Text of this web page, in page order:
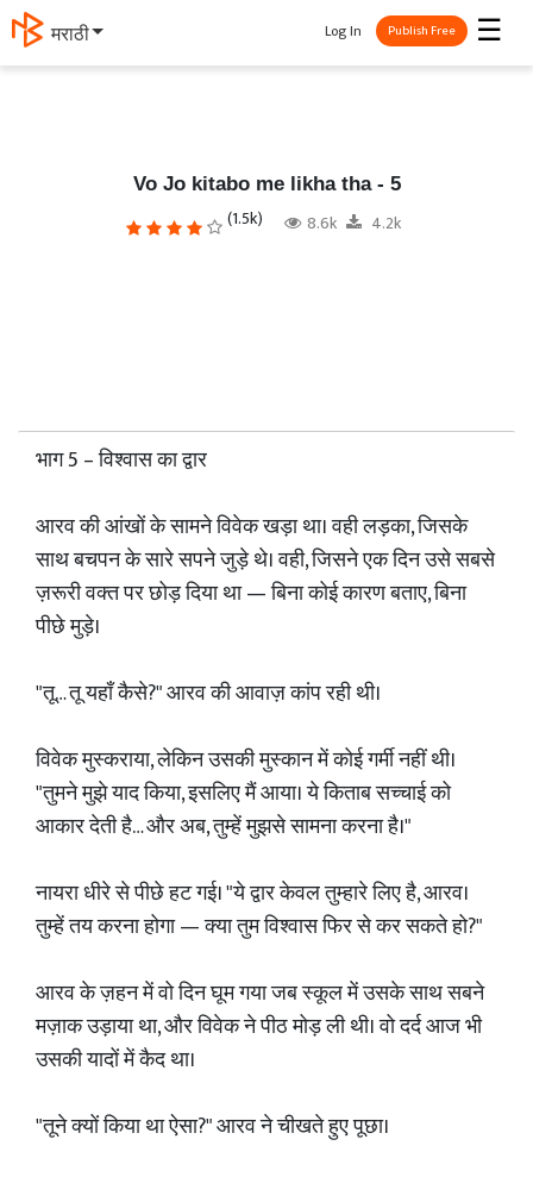
मराठी ☰
Log In Publish Free
Vo Jo kitabo me likha tha - 5
(1.5k) 8.6k 4.2k
भाग 5 – विश्वास का द्वार
आरव की आंखों के सामने विवेक खड़ा था। वही लड़का, जिसके
साथ बचपन के सारे सपने जुड़े थे। वही, जिसने एक दिन उसे सबसे
ज़रूरी वक्त पर छोड़ दिया था — बिना कोई कारण बताए, बिना
पीछे मुड़े।
"तू… तू यहाँ कैसे?" आरव की आवाज़ कांप रही थी।
विवेक मुस्कराया, लेकिन उसकी मुस्कान में कोई गर्मी नहीं थी।
"तुमने मुझे याद किया, इसलिए मैं आया। ये किताब सच्चाई को
आकार देती है… और अब, तुम्हें मुझसे सामना करना है।"
नायरा धीरे से पीछे हट गई। "ये द्वार केवल तुम्हारे लिए है, आरव।
तुम्हें तय करना होगा — क्या तुम विश्वास फिर से कर सकते हो?"
आरव के ज़हन में वो दिन घूम गया जब स्कूल में उसके साथ सबने
मज़ाक उड़ाया था, और विवेक ने पीठ मोड़ ली थी। वो दर्द आज भी
उसकी यादों में कैद था।
"तूने क्यों किया था ऐसा?" आरव ने चीखते हुए पूछा।